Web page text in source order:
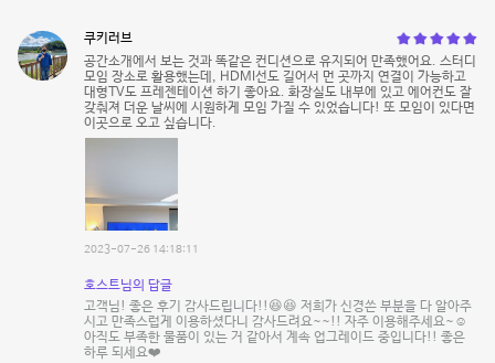
쿠키러브
공간소개에서 보는 것과 똑같은 컨디션으로 유지되어 만족했어요. 스터디
모임 장소로 활용했는데, HDMI선도 길어서 먼 곳까지 연결이 가능하고
대형TV도 프레젠테이션 하기 좋아요. 화장실도 내부에 있고 에어컨도 잘
갖춰져 더운 날씨에 시원하게 모임 가질 수 있었습니다! 또 모임이 있다면
이곳으로 오고 싶습니다.
2023-07-26 14:18:11
호스트님의 답글
고객님! 좋은 후기 감사드립니다!!😆😆 저희가 신경쓴 부분을 다 알아주
시고 만족스럽게 이용하셨다니 감사드려요~~!! 자주 이용해주세요~☺️
아직도 부족한 물품이 있는 거 같아서 계속 업그레이드 중입니다!! 좋은
하루 되세요❤️